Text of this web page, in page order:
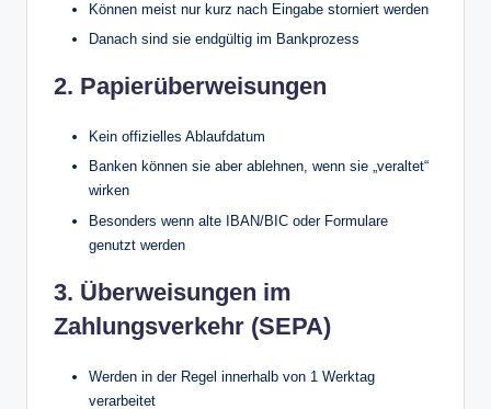
Können meist nur kurz nach Eingabe storniert werden
Danach sind sie endgültig im Bankprozess
2. Papierüberweisungen
Kein offizielles Ablaufdatum
Banken können sie aber ablehnen, wenn sie „veraltet“
wirken
Besonders wenn alte IBAN/BIC oder Formulare
genutzt werden
3. Überweisungen im
Zahlungsverkehr (SEPA)
Werden in der Regel innerhalb von 1 Werktag
verarbeitet